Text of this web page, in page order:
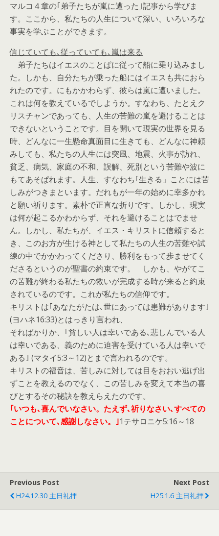
マルコ４章の｢弟子たちが嵐に遭った｣記事から学びま
す。ここから、私たちの人生について深い、いろいろな
事実を学ぶことができます。
信じていても､従っていても､嵐は来る
弟子たちはイエスのことぱに従って船に乗り込みまし
た。しかも、自分たちが乗った船にはイエスも共におら
れたのです。にもかかわらず、彼らは嵐に遭いました。
これは何を教えているでしようか。すなわち、たとえク
リスチャンであっても、人生の苦難の嵐を避けることは
できないということです。目を開いて現実の世界を見る
時、どんなに一生懸命真面目に生きても、どんなに神頼
みしても、私たちの人生には突風、地震、火事が訪れ、
貧乏、病気、家庭の不和、誤解、死別という苦難や波に
もてあそぱれます。人生、すなわち｢生きる」ことには苦
しみがつきまといます。だれもが一年の始めに幸多かれ
と願い祈ります。素朴で正直な折りです。しかし、現実
は何が起こるかわからず、それを避けることはでませ
ん。しかし、私たちが、イエス・キリストに信頼すると
き、このお方が生ける神として私たちの人生の苦難や試
練の中でかかわってくださり、勝利をもって歩ませてく
ださるというのが聖書の約束です。 しかも、やがてこ
の苦難が終わる私たちの救いが完成する時が来ると約束
されているのです。これが私たちの信仰です。
キリストは｢あなたがたは､世にあっては患難があります｣
(ヨハネ16:33)とはっきり言われ、
そればかりか、 ｢貧しい人は幸いである､悲しんでいる人
は幸いである、義のために迫害を受けている人は幸いで
ある｣ (マタイ5:3～12)とまで言われるのです。
キリストの福音は、苦しみに対しては目をおおい逃げ出
ずことを教えるのでなく、この苦しみを変えて本当の喜
びとするその秘訣を教えらえたのです。
｢いつも､喜んでいなさい。たえず､祈りなさい､すべての
ことについて､感謝しなさい。｣1テサロニケ5:16～18
Previous Post
H24.12.30 主日礼拝
Next Post
H25.1.6 主日礼拝